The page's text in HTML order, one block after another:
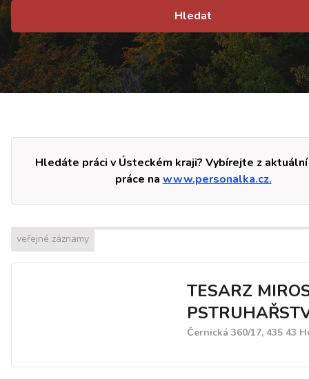
Hledat
Hledáte práci v Ústeckém kraji? Vybírejte z
práce na www.personalka.cz.
veřejné záznamy
TESARZ
Černická 360/17, 435 43